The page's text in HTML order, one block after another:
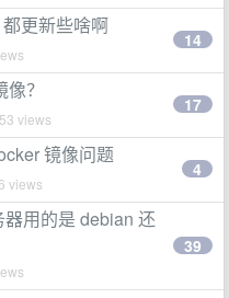
更新些啥啊
14
？
views
17
镜像问题
views
4
用的是 debian 还
39